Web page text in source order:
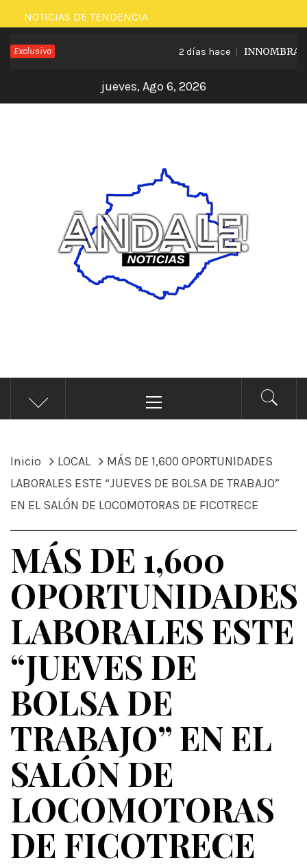
Saltar
al
contenido
NOTICIAS DE TENDENCIA
Exclusivo 2 días hace
jueves, Ago 6, 2026
ÁNDALE NOTICIAS
Noticias
principal
Inicio LOCAL
MÁS DE 1,600 OPORTUNIDADES
LABORALES ESTE “JUEVES DE BOLSA DE TRABAJO”
EN EL SALÓN DE LOCOMOTORAS DE FICOTRECE
MÁS DE 1,600
OPORTUNIDADES
LABORALES ESTE
“JUEVES DE
BOLSA DE
TRABAJO” EN EL
SALÓN DE
LOCOMOTORAS
DE FICOTRECE